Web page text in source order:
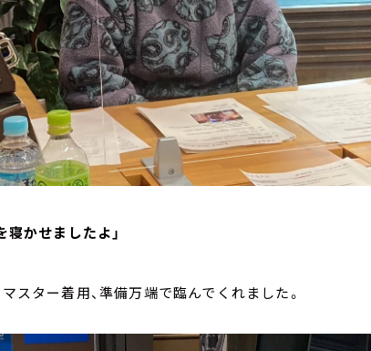
寝かせましたよ」
スター着用、準備万端で臨んでくれました。